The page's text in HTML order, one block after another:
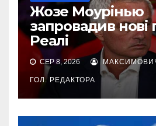
Жозе Моурінью
запровадив нові
Реалі
СЕР 8, 2026
ГОЛ. РЕДАКТОРА